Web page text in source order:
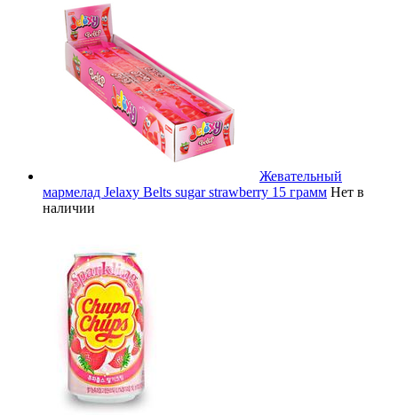
Жевательный
мармелад Jelaxy Belts sugar strawberry 15 грамм Нет в
наличии